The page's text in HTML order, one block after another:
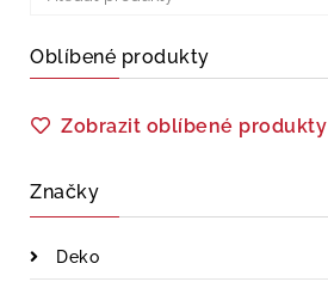
Oblíbené produkty
Zobrazit oblíbené produkty
Značky
Deko